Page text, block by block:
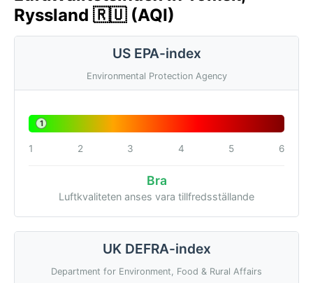
Ryssland 🇷🇺 (AQI)
US EPA-index
Environmental Protection Agency
1
1 2 3 4 5 6
Bra
Luftkvaliteten anses vara tillfredsställande
UK DEFRA-index
Department for Environment, Food & Rural Affairs